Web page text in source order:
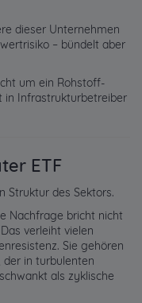
dieser Unternehmen
– bündelt aber
um ein Rohstoff-
in Infrastrukturbetreiber
ETF
Struktur des Sektors.
Nachfrage bricht nicht
verleiht vielen
Sie gehören
in turbulenten
als zyklische